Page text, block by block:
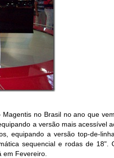
no Brasil no ano que vem.
a versão mais acessível
equipando a versão top-de-linha,
sequencial e rodas de 18".
Fevereiro.